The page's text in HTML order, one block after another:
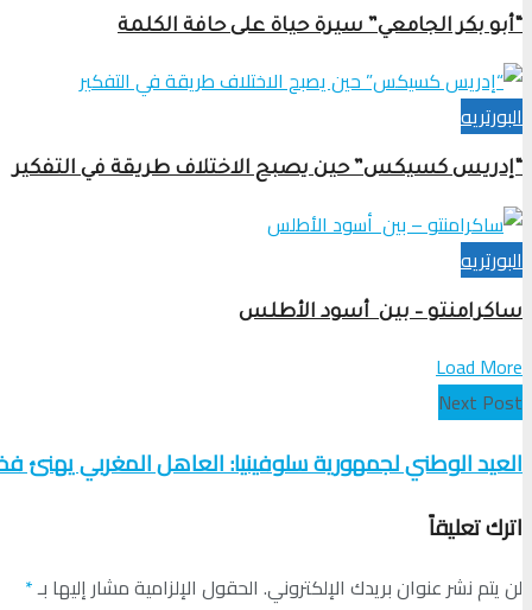
“أبو بكر الجامعي” سيرة حياة على حافة الكلمة
البورتريه
“إدريس كسيكس” حين يصبح الاختلاف طريقة في التفكير
البورتريه
ساكرامنتو – بين أسود الأطلس
Load More
Next Post
العيد الوطني لجمهورية سلوفينيا: العاهل المغربي يهنئ
اترك تعليقاً
لن يتم نشر عنوان بريدك الإلكتروني. الحقول الإلزامية مشار إليها بـ*